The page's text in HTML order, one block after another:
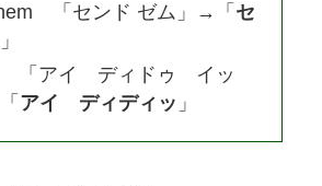
「センド ゼム」→「 セ
」
「アイ ディドゥ イッ
アイ ディディッ 」